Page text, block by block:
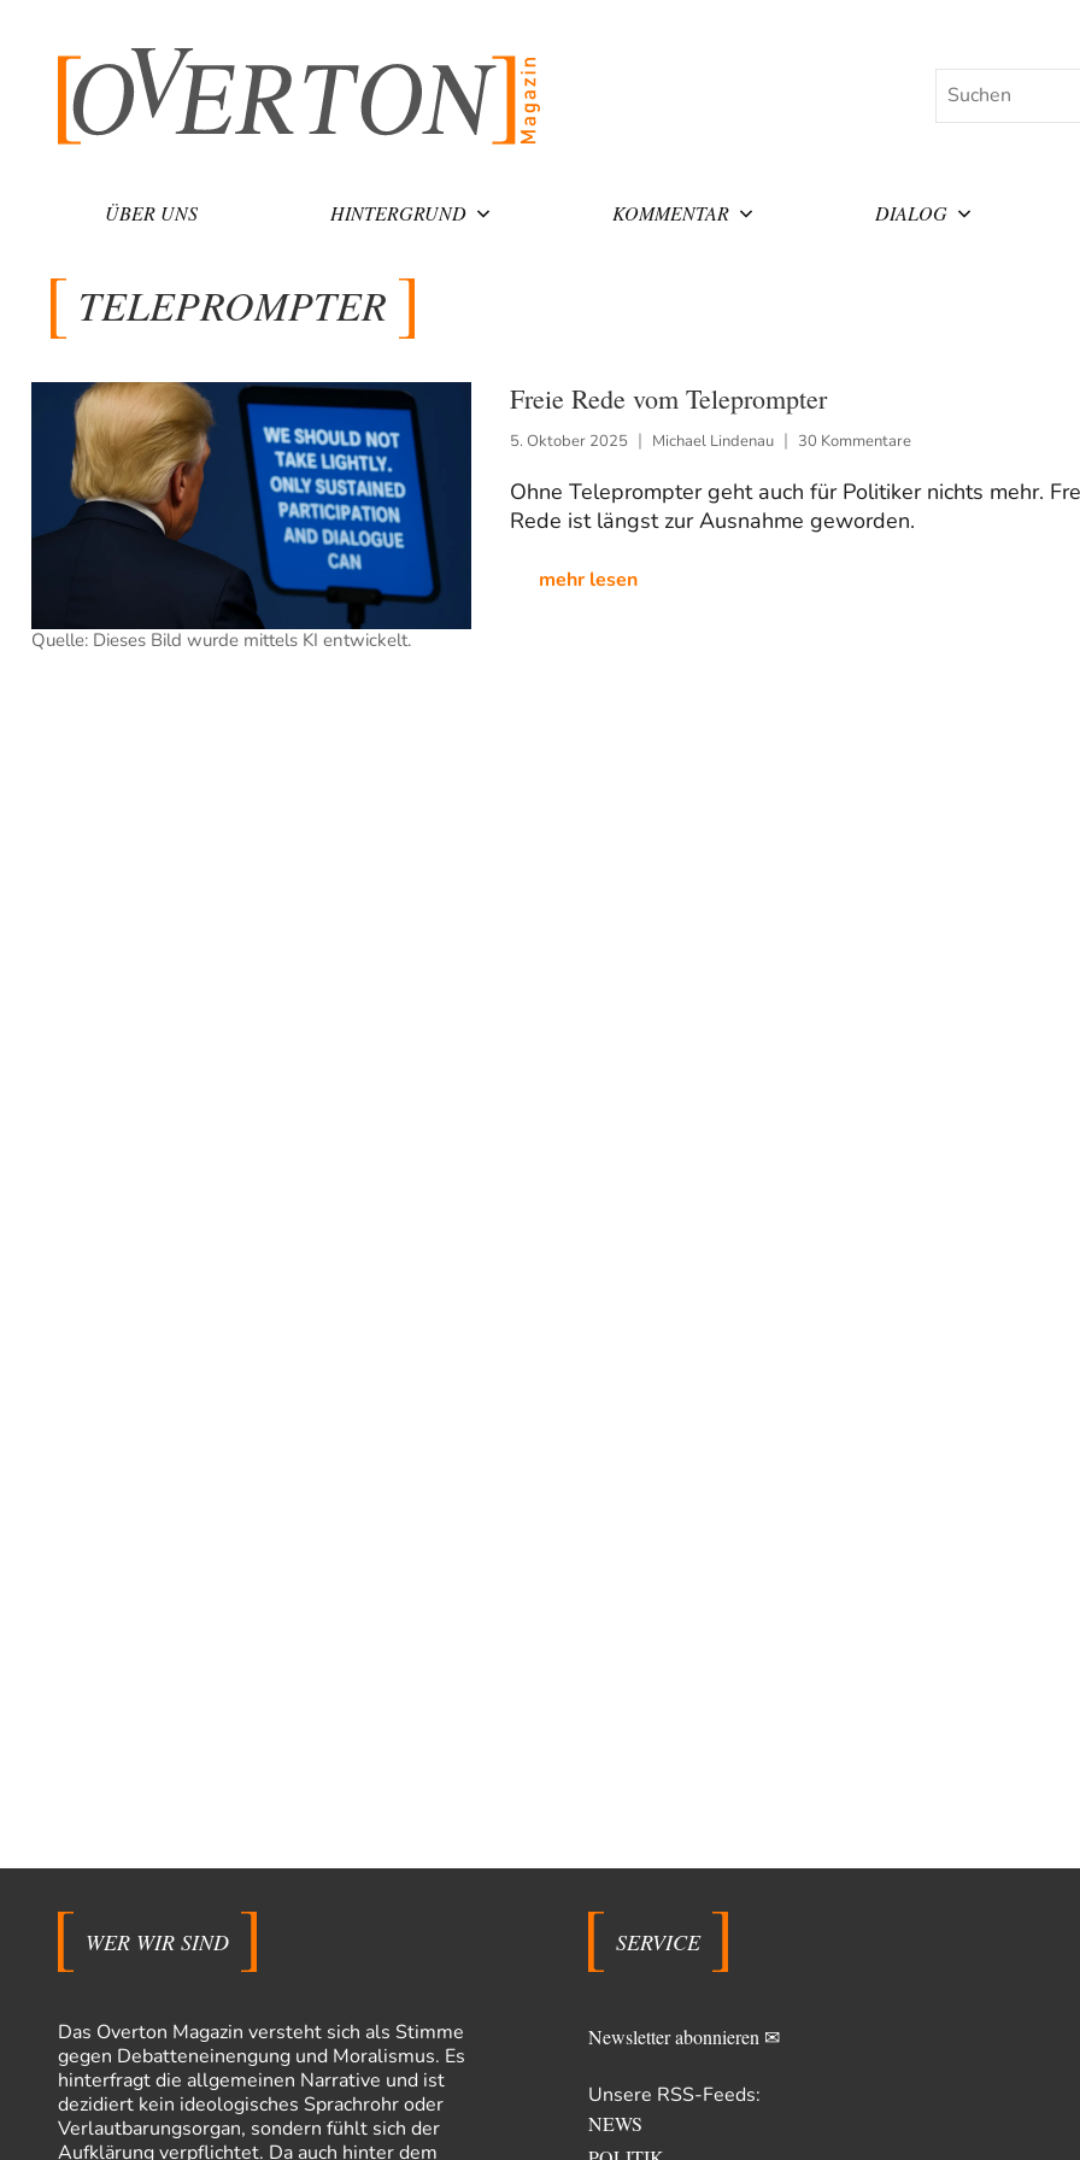
Suchen
ÜBER UNS HINTERGRUND KOMMENTAR DIALOG
TELEPROMPTER
Quelle: Dieses Bild wurde mittels KI entwickelt.
Freie Rede vom Teleprompter
5. Oktober 2025 Michael Lindenau 30 Kommentare
Ohne Teleprompter geht auch für Politiker nichts mehr.
Rede ist längst zur Ausnahme geworden.
mehr lesen
WER WIR SIND
Das Overton Magazin versteht sich als Stimme
gegen Debatteneinengung und Moralismus. Es
hinterfragt die allgemeinen Narrative und ist
dezidiert kein ideologisches Sprachrohr oder
Verlautbarungsorgan, sondern fühlt sich der
Aufklärung verpflichtet. Da auch hinter dem
SERVICE
Newsletter abonnieren ✉
Unsere RSS-Feeds:
NEWS